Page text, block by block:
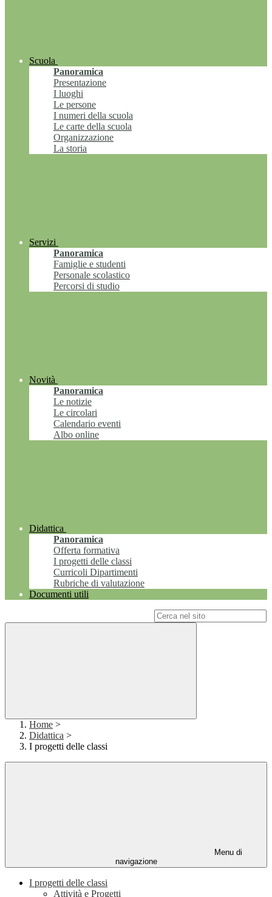
Scuola
Panoramica
Presentazione
I luoghi
Le persone
I numeri della scuola
Le carte della scuola
Organizzazione
La storia
Servizi
Panoramica
Famiglie e studenti
Personale scolastico
Percorsi di studio
Novità
Panoramica
Le notizie
Le circolari
Calendario eventi
Albo online
Didattica
Panoramica
Offerta formativa
I progetti delle classi
Curricoli Dipartimenti
Rubriche di valutazione
Documenti utili
Home >
Didattica >
I progetti delle classi
Menu di
navigazione
I progetti delle classi
Attività e Progetti